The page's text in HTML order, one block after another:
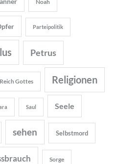
Noah
Parteipolitik
Petrus
Reich Gottes Religionen
Saul Seele
sehen Selbstmord
Sorge